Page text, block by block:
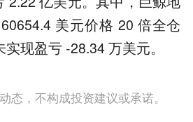
美元价格 20 倍全仓
现盈亏 -28.34 万美元。
态，不构成投资建议或承诺。